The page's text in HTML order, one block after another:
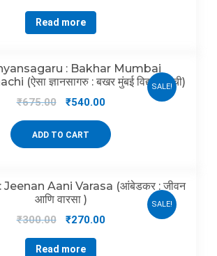
Read more
SALE!
: Bakhar Mumbai
(ऐसा ज्ञानसागरु : बखर मुंबई विद्यापीठाची)
₹675.00 ₹540.00
ADD TO CART
SALE!
Aani Varasa (आंबेडकर : जीवन
आणि वारसा )
₹300.00 ₹270.00
Read more